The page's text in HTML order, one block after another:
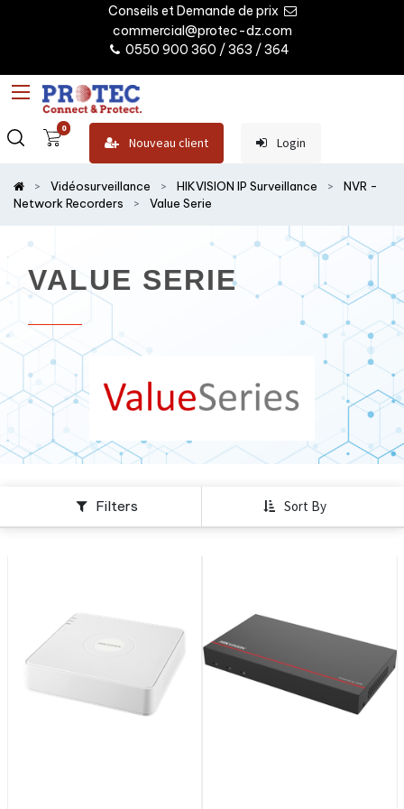
Conseils et Demande de prix
commercial@protec-dz.com
0550 900 360 / 363 / 364
0
Nouveau client Login
Vidéosurveillance HIKVISION IP Surveillance
NVR -
Network Recorders
Value Serie
VALUE SERIE
Filters Sort By